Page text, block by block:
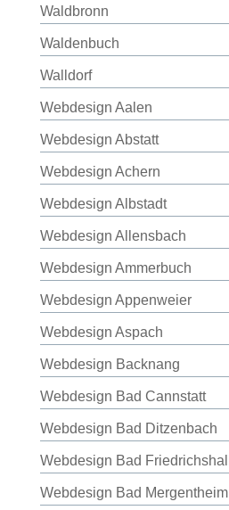
Waldbronn
Waldenbuch
Walldorf
Webdesign Aalen
Webdesign Abstatt
Webdesign Achern
Webdesign Albstadt
Webdesign Allensbach
Webdesign Ammerbuch
Webdesign Appenweier
Webdesign Aspach
Webdesign Backnang
Webdesign Bad Cannstatt
Webdesign Bad Ditzenbach
Webdesign Bad Friedrichshall
Webdesign Bad Mergentheim